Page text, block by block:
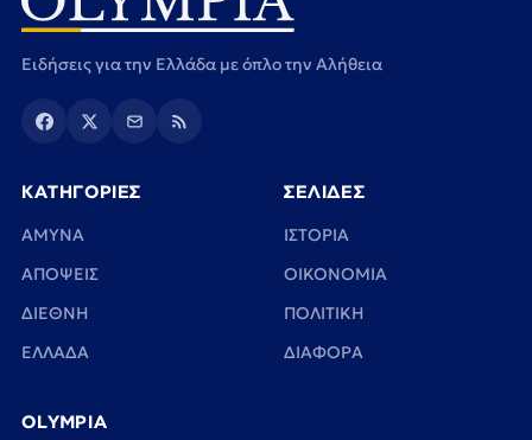
Ειδήσεις για την Ελλάδα με όπλο την Αλήθεια
ΚΑΤΗΓΟΡΙΕΣ
ΑΜΥΝΑ
ΑΠΟΨΕΙΣ
ΔΙΕΘΝΗ
ΕΛΛΑΔΑ
ΣΕΛΙΔΕΣ
ΙΣΤΟΡΙΑ
ΟΙΚΟΝΟΜΙΑ
ΠΟΛΙΤΙΚΗ
ΔΙΑΦΟΡΑ
OLYMPIA